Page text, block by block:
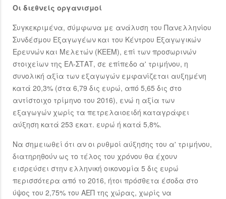
Οι διεθνείς οργανισμοί
Συγκεκριμένα, σύμφωνα με ανάλυση του Πανελληνίου
Συνδέσμου Εξαγωγέων και του Κέντρου Εξαγωγικών
Ερευνών και Μελετών (ΚΕΕΜ), επί των προσωρινών
στοιχείων της ΕΛ-ΣΤΑΤ, σε επίπεδο α' τριμήνου, η
συνολική αξία των εξαγωγών εμφανίζεται αυξημένη
κατά 20,3% (στα 6,79 δις ευρώ, από 5,65 δις στο
αντίστοιχο τρίμηνο του 2016), ενώ η αξία των
εξαγωγών χωρίς τα πετρελαιοειδή καταγράφει
αύξηση κατά 253 εκατ. ευρώ ή κατά 5,8%.
Να σημειωθεί ότι αν οι ρυθμοί αύξησης του α' τριμήνου,
διατηρηθούν ως το τέλος του χρόνου θα έχουν
εισρεύσει στην ελληνική οικονομία 5 δις ευρώ
περισσότερα από το 2016, ήτοι πρόσθετα έσοδα στο
ύψος του 2,75% του ΑΕΠ της χώρας, χωρίς να